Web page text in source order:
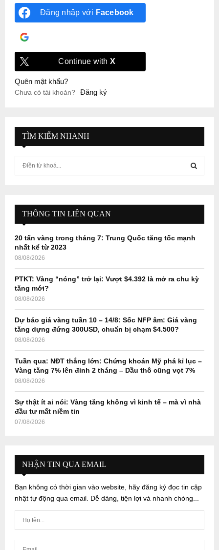
Đăng nhập với Facebook
Continue with X
Quên mật khẩu?
Chưa có tài khoản? Đăng ký
TÌM KIẾM NHANH
f
r
E
A
H
THÔNG TIN LIÊN QUAN
20 tấn vàng trong tháng 7: Trung Quốc tăng tốc mạnh
nhất kể từ 2023
08/08/2026
PTKT: Vàng “nóng” trở lại: Vượt $4.392 là mở ra chu kỳ
tăng mới?
08/08/2026
Dự báo giá vàng tuần 10 – 14/8: Sốc NFP âm: Giá vàng
tăng dựng đứng 300USD, chuẩn bị chạm $4.500?
08/08/2026
Tuần qua: NĐT thắng lớn: Chứng khoán Mỹ phá kỉ lục –
Vàng tăng 7% lên đỉnh 2 tháng – Dầu thô cũng vọt 7%
08/08/2026
Sự thật ít ai nói: Vàng tăng không vì kinh tế – mà vì nhà
đầu tư mất niềm tin
07/08/2026
NHẬN TIN QUA EMAIL
Bạn không có thời gian vào website, hãy đăng ký đọc tin cập
nhật tự động qua email. Dễ dàng, tiện lợi và nhanh chóng...